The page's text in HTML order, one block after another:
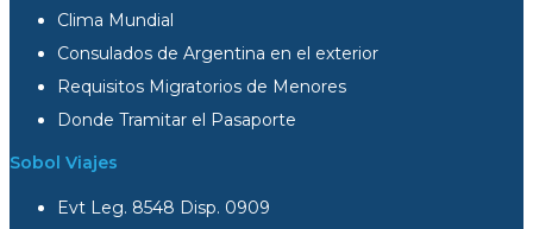
Clima Mundial
Consulados de Argentina en el exterior
Requisitos Migratorios de Menores
Donde Tramitar el Pasaporte
Sobol Viajes
Evt Leg. 8548 Disp. 0909